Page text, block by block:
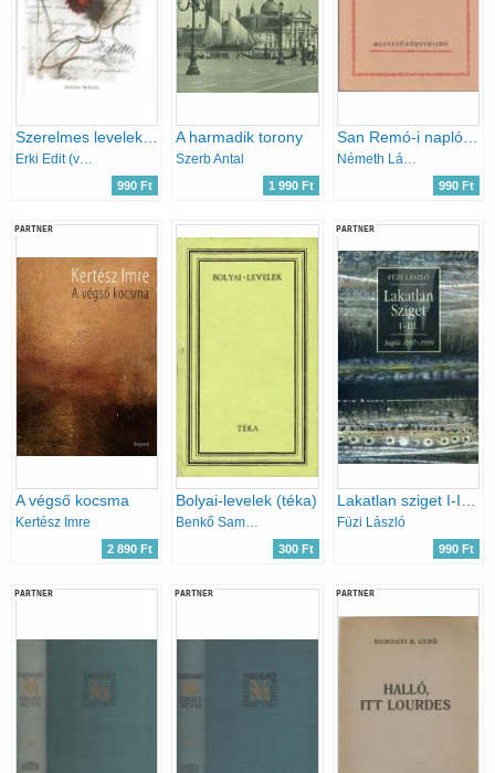
990 Ft
A harmadik torony
Szerb Antal
1 990 Ft
San Remó-i napló (Gondolkodó magyarok)
990 Ft
PARTNER
A végső kocsma
Kertész Imre
2 890 Ft
Bolyai-levelek (téka)
Benkő Samu (szerk.)
300 Ft
PARTNER
Lakatlan sziget I-III. (Napló 1997-1999)
Füzi László
990 Ft
PARTNER PARTNER PARTNER